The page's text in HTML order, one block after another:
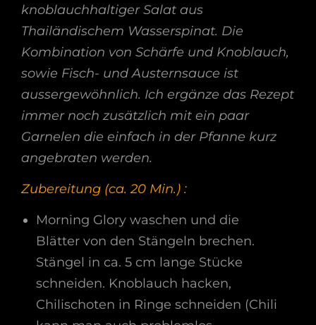
knoblauchhaltiger Salat aus
Thailändischem Wasserspinat. Die
Kombination von Schärfe und Knoblauch,
sowie Fisch- und Austernsauce ist
aussergewöhnlich. Ich ergänze das Rezept
immer noch zusätzlich mit ein paar
Garnelen die einfach in der Pfanne kurz
angebraten werden.
Zubereitung (ca. 20 Min.) :
Morning Glory waschen und die
Blätter von den Stängeln brechen.
Stängel in ca. 5 cm lange Stücke
schneiden. Knoblauch hacken,
Chilischoten in Ringe schneiden (Chili